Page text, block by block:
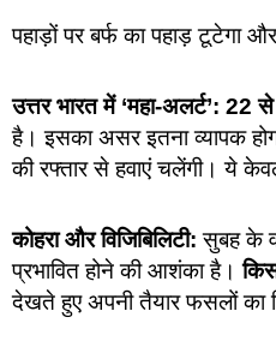
पहाड़ों पर बर्फ का पहाड़ टूटेगा
उत्तर भारत में ‘महा-अलर्ट’:
है। इसका असर इतना व्यापक
की रफ्तार से हवाएं चलेंगी। ये
कोहरा और विजिबिलिटी: सुबह के
प्रभावित होने की आशंका है।
देखते हुए अपनी तैयार फसलों का